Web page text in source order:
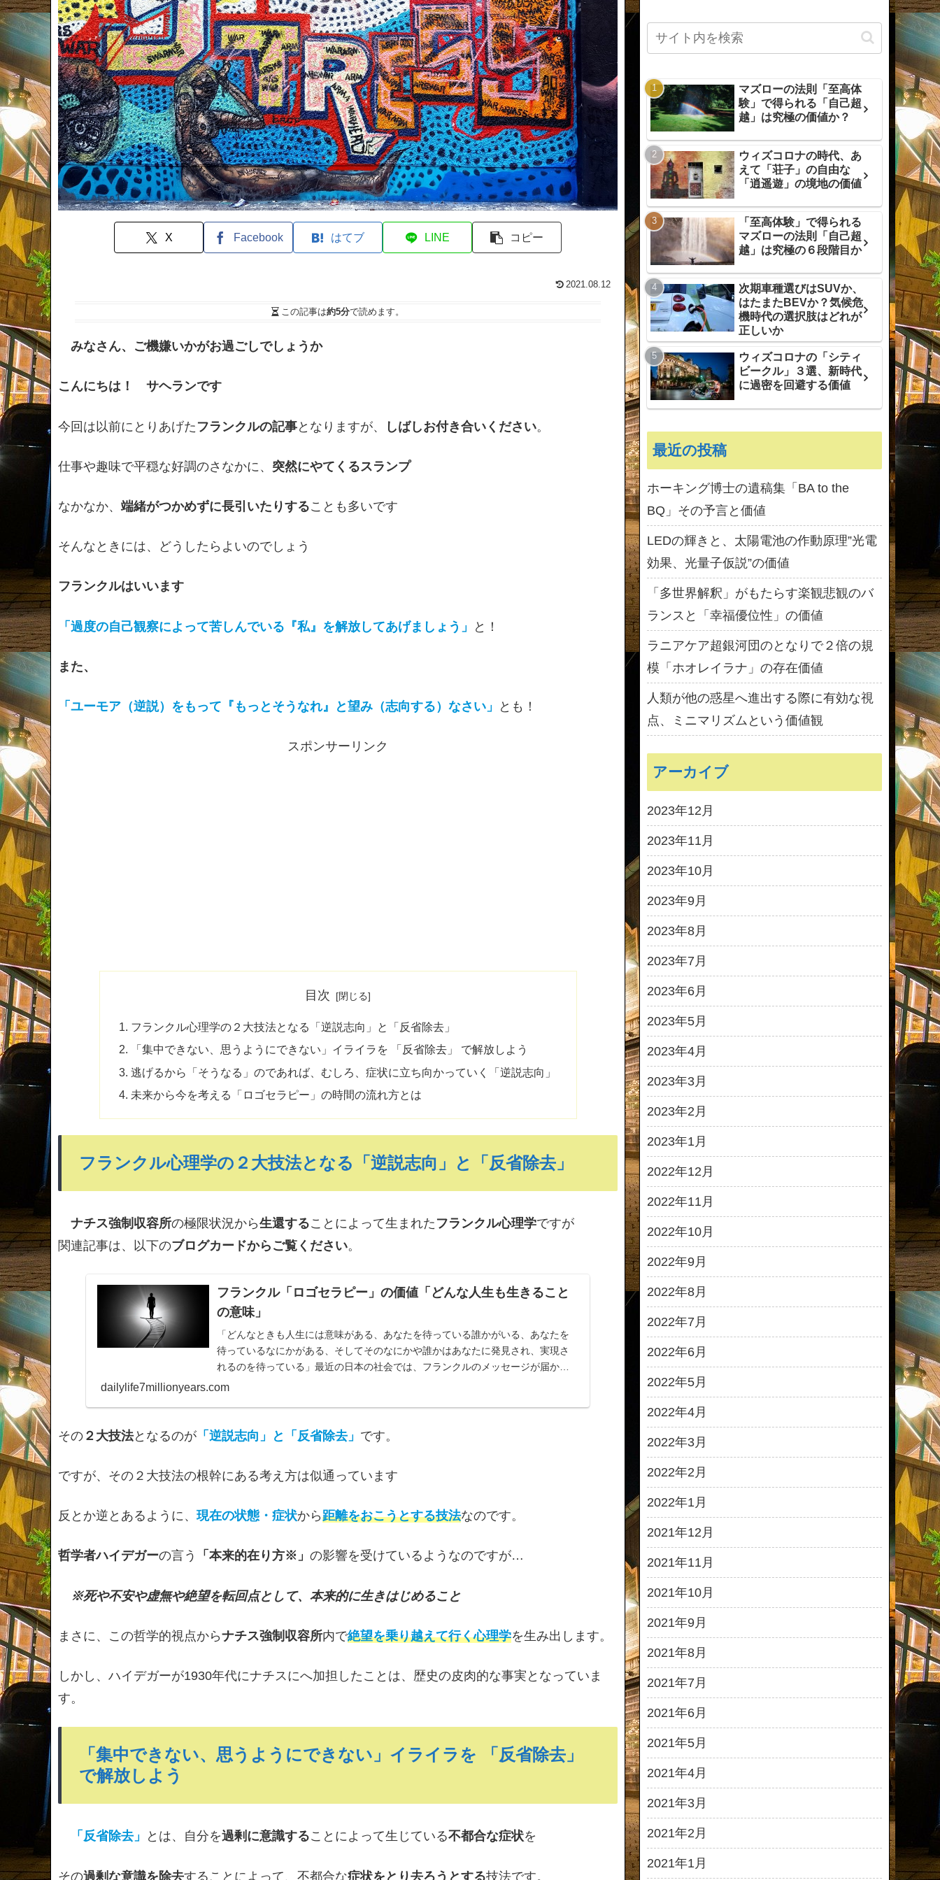
X Facebook はてブ LINE コピー
2021.08.12
この記事は約5分で読めます。
みなさん、ご機嫌いかがお過ごしでしょうか
こんにちは！ サヘランです
今回は以前にとりあげた フランクルの記事となりますが、 しばしお付き合いください。
仕事や趣味で平穏な好調のさなかに、 突然にやてくるスランプ
なかなか、 端緒がつかめずに長引いたりすることも多いです
そんなときには、どうしたらよいのでしょう
フランクルはいいます
「過度の自己観察によって苦しんでいる『私』を解放してあげましょう」 と！
また、
「ユーモア（逆説）をもって『もっとそうなれ』と望み（志向する）なさい」 とも！
スポンサーリンク
目次
フランクル心理学の２大技法となる「逆説志向」と「反省除去」
「集中できない、思うようにできない」イライラを 「反省除去」 で解放しよう
逃げるから「そうなる」のであれば、むしろ、症状に立ち向かっていく「逆説志向」
未来から今を考える「ロゴセラピー」の時間の流れ方とは
フランクル心理学の２大技法となる「逆説志向」と「反省除去」
ナチス強制収容所の極限状況から生還することによって生まれた フランクル心理学ですが
関連記事は、以下のブログカードからご覧ください。
フランクル「ロゴセラピー」の価値「どんな人生も生きること
の意味」
「どんなときも人生には意味がある、あなたを待っている誰かがいる、あなたを
待っているなにかがある、そしてそのなにかや誰かはあなたに発見され、実現さ
れるのを待っている」最近の日本の社会では、フランクルのメッセージが届かぬ
ような社会になっている…
dailylife7millionyears.com
その ２大技法となるのが 「逆説志向」と「反省除去」 です。
ですが、その２大技法の根幹にある考え方は似通っています
反とか逆とあるように、 現在の状態・症状から距離をおこうとする技法なのです。
哲学者ハイデガーの言う 「本来的在り方※」 の影響を受けているようなのですが…
※死や不安や虚無や絶望を転回点として、本来的に生きはじめること
まさに、この哲学的視点からナチス強制収容所内で絶望を乗り越えて行く心理学を生み出します。
しかし、ハイデガーが1930年代にナチスにへ加担したことは、歴史の皮肉的な事実となっていま
す。
「集中できない、思うようにできない」イライラを 「反省除去」
で解放しよう
「反省除去」 とは、自分を過剰に意識することによって生じている不都合な症状を
その過剰な意識を除去することによって、不都合な症状をとり去ろうとする技法です。
マズローの法則「至高体
験」で得られる「自己超
越」は究極の価値か？
ウィズコロナの時代、あ
えて「荘子」の自由な
「逍遥遊」の境地の価値
「至高体験」で得られる
マズローの法則「自己超
越」は究極の６段階目か
次期車種選びはSUVか、
はたまたBEVか？気候危
機時代の選択肢はどれが
正しいか
ウィズコロナの「シティ
ビークル」３選、新時代
に過密を回避する価値
最近の投稿
ホーキング博士の遺稿集「BA to the
BQ」その予言と価値
LEDの輝きと、太陽電池の作動原理”光電
効果、光量子仮説”の価値
「多世界解釈」がもたらす楽観悲観のバ
ランスと「幸福優位性」の価値
ラニアケア超銀河団のとなりで２倍の規
模「ホオレイラナ」の存在価値
人類が他の惑星へ進出する際に有効な視
点、ミニマリズムという価値観
アーカイブ
2023年12月
2023年11月
2023年10月
2023年9月
2023年8月
2023年7月
2023年6月
2023年5月
2023年4月
2023年3月
2023年2月
2023年1月
2022年12月
2022年11月
2022年10月
2022年9月
2022年8月
2022年7月
2022年6月
2022年5月
2022年4月
2022年3月
2022年2月
2022年1月
2021年12月
2021年11月
2021年10月
2021年9月
2021年8月
2021年7月
2021年6月
2021年5月
2021年4月
2021年3月
2021年2月
2021年1月